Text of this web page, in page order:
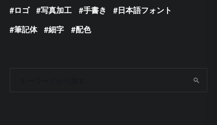
ロゴ
写真加工 手書き
日本語フォント
筆記体
細字 配色